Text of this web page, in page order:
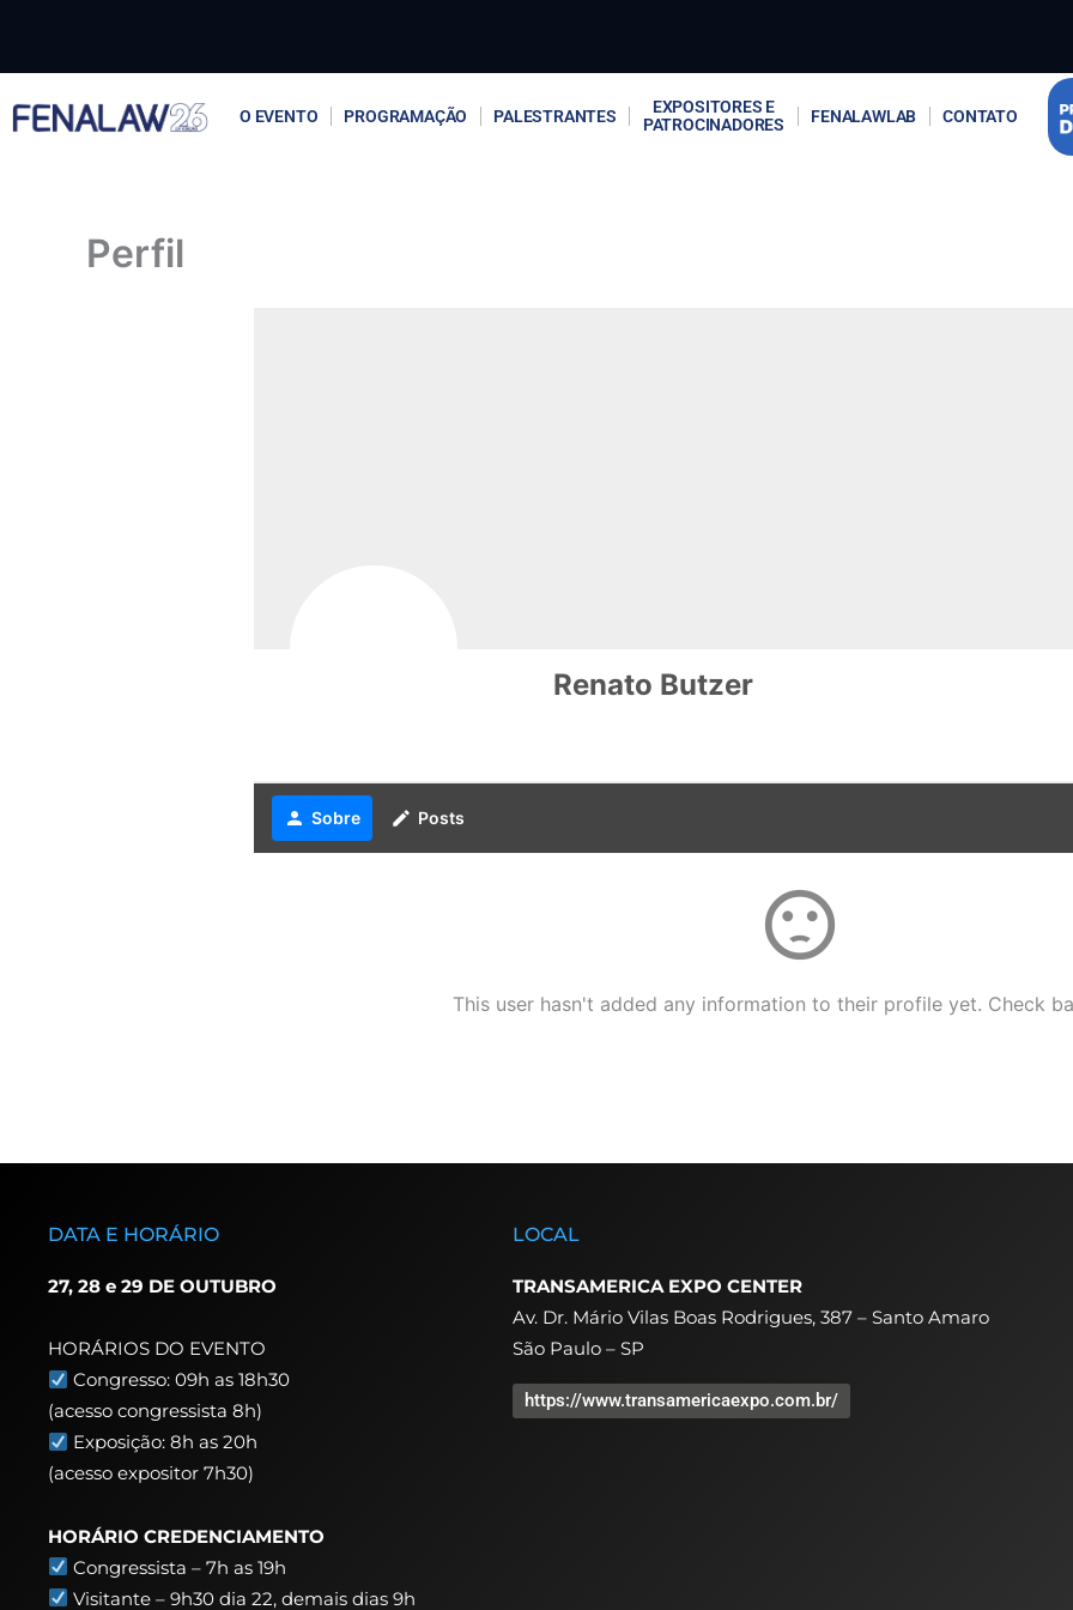
o
conteúdo
O EVENTO PROGRAMAÇÃO PALESTRANTES
EXPOSITORES E
PATROCINADORES
FENALAWLAB CONTATO
Perfil
Renato Butzer
person Sobre create Posts
sentiment_dissatisfied
This user hasn't added any information to their profile yet. Check
DATA E HORÁRIO
27, 28 e 29 DE OUTUBRO
HORÁRIOS DO EVENTO
Congresso: 09h as 18h30
(acesso congressista 8h)
Exposição: 8h as 20h
(acesso expositor 7h30)
HORÁRIO CREDENCIAMENTO
Congressista – 7h as 19h
Visitante – 9h30 dia 22,demais dias 9h
LOCAL
TRANSAMERICA EXPO CENTER
Av. Dr. Mário Vilas Boas Rodrigues, 387 – Santo Amaro
São Paulo – SP
https://www.transamericaexpo.com.br/